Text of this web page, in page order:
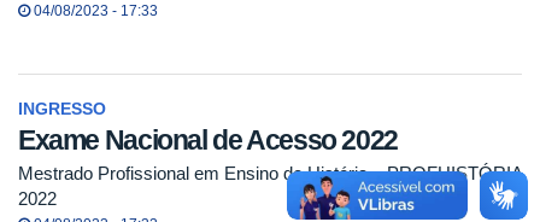
04/08/2023 - 17:33
INGRESSO
Exame Nacional de Acesso 2022
Mestrado Profissional em Ensino de História – PROFHISTÓRIA
2022